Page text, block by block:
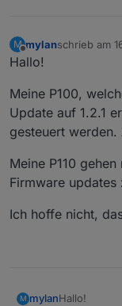
Die Tapo
jeweiligen
M
Offline
mylanschrieb am
zuletzt
Hallo!
Meine P100,
Update auf 1.2.1
gesteuert
Meine P110
Firmware updates
Ich hoffe nicht,
M mylanHallo!